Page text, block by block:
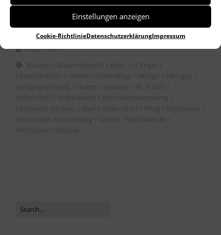
Einstellungen anzeigen
Cookie-RichtlinieDatenschutzerklärungImpressum
Dr. Birgitta Unger-Richter
Allgemein